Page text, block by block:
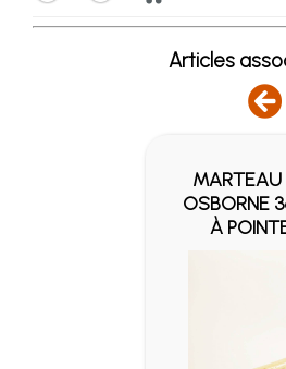
Articles
MARTEAU
OSBORNE
À